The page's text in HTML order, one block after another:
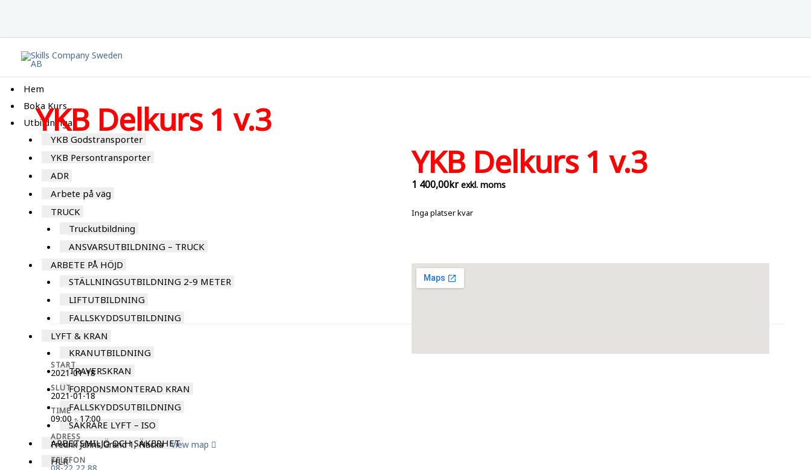
Hem
Boka Kurs
Utbildningar
YKB Godstransporter
YKB Persontransporter
ADR
Arbete på väg
TRUCK
Truckutbildning
ANSVARSUTBILDNING – TRUCK
ARBETE PÅ HÖJD
STÄLLNINGSUTBILDNING 2-9 METER
LIFTUTBILDNING
FALLSKYDDSUTBILDNING
LYFT & KRAN
KRANUTBILDNING
TRAVERSKRAN
FORDONSMONTERAD KRAN
FALLSKYDDSUTBILDNING
SÄKRARE LYFT – ISO
ARBETSMILJÖ OCH SÄKERHET
HLR
This event has passed
YKB Delkurs 1 v.3
YKB Delkurs 1 v.3
1 400,00kr exkl. moms
Inga platser kvar
This event has passed
START
2021-01-18
SLUT
2021-01-18
TIME
09:00 - 17:00
ADRESS
Fredrik Jahns Gränd 1, NackaView map
TELEFON